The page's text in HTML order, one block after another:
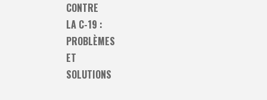
CONTRE
LA C-19 :
PROBLÈMES
ET
SOLUTIONS